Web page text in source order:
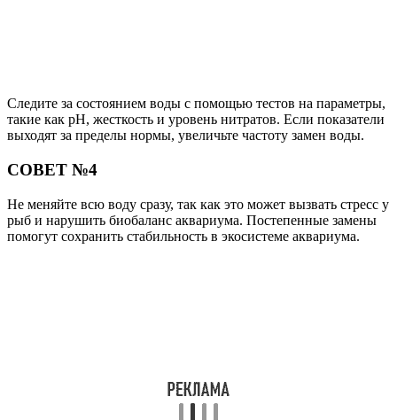
Следите за состоянием воды с помощью тестов на параметры,
такие как pH, жесткость и уровень нитратов. Если показатели
выходят за пределы нормы, увеличьте частоту замен воды.
СОВЕТ №4
Не меняйте всю воду сразу, так как это может вызвать стресс у
рыб и нарушить биобаланс аквариума. Постепенные замены
помогут сохранить стабильность в экосистеме аквариума.